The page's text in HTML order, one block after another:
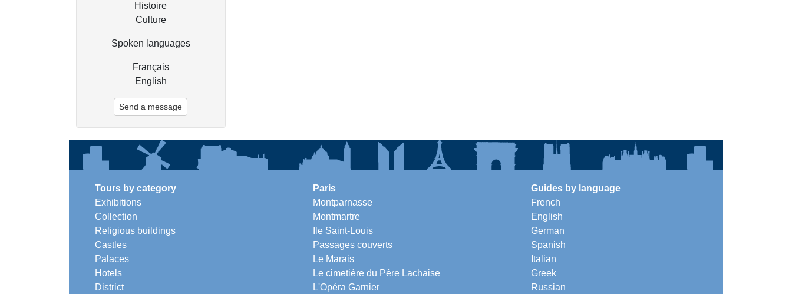
Histoire
Culture
Spoken languages
Français
English
Send a message
Tours by category
Exhibitions
Collection
Religious buildings
Castles
Palaces
Hotels
District
Paris
Montparnasse
Montmartre
Ile Saint-Louis
Passages couverts
Le Marais
Le cimetière du Père Lachaise
L'Opéra Garnier
Guides by language
French
English
German
Spanish
Italian
Greek
Russian